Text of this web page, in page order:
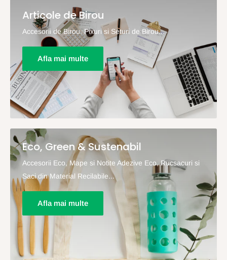
Articole de Birou
Accesorii de Birou, Pixuri si Seturi de Birou...
Afla mai multe
Eco, Green & Sustenabil
Accesorii Eco, Mape si Notite Adezive Eco, Rucsacuri si
Saci din Material Recilabile...
Afla mai multe